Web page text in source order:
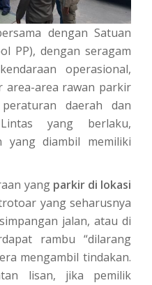
dengan Satuan
PP), dengan seragam
operasional,
area-area rawan parkir
daerah dan
yang berlaku,
yang diambil memiliki
yang parkir di lokasi
yang seharusnya
jalan, atau di
rambu “dilarang
mengambil tindakan.
lisan, jika pemilik